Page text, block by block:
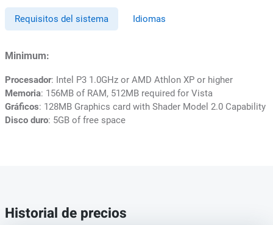
Requisitos del sistema Idiomas
Minimum:
Procesador: Intel P3 1.0GHz or AMD Athlon XP or higher
Memoria: 156MB of RAM, 512MB required for Vista
Gráficos: 128MB Graphics card with Shader Model 2.0 Capability
Disco duro: 5GB of free space
Historial de precios